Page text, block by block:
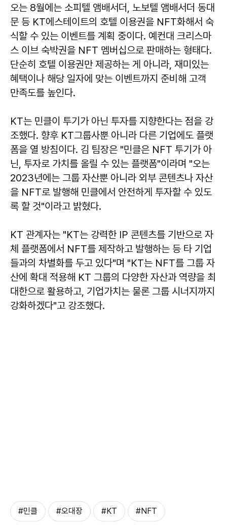
오는 8월에는 소피텔 앰배서더, 노보텔 앰배서더 동대
문 등 KT에스테이트의 호텔 이용권을 NFT화해서 숙
식할 수 있는 이벤트를 계획 중이다. 예컨대 크리스마
스 이브 숙박권을 NFT 멤버십으로 판매하는 형태다.
단순히 호텔 이용권만 제공하는 게 아니라, 재미있는
혜택이나 해당 일자에 맞는 이벤트까지 준비해 고객
만족도를 높인다.
KT는 민클이 투기가 아닌 투자를 지향한다는 점을 강
조했다. 향후 KT그룹사뿐 아니라 다른 기업에도 플랫
폼을 열 방침이다. 김 팀장은 "민클은 NFT 투기가 아
닌, 투자로 가치를 올릴 수 있는 플랫폼"이라며 "오는
2023년에는 그룹 자산뿐 아니라 외부 콘텐츠나 자산
을 NFT로 발행해 민클에서 안전하게 투자할 수 있도
록 할 것"이라고 밝혔다.
KT 관계자는 "KT는 강력한 IP 콘텐츠를 기반으로 자
체 플랫폼에서 NFT를 제작하고 발행하는 등 타 기업
들과의 차별화를 두고 있다"며 "KT는 NFT를 그룹 자
산에 확대 적용해 KT 그룹의 다양한 자산과 역량을 최
대한으로 활용하고, 기업가치는 물론 그룹 시너지까지
강화하겠다"고 강조했다.
#민클 #오대장 #KT #NFT